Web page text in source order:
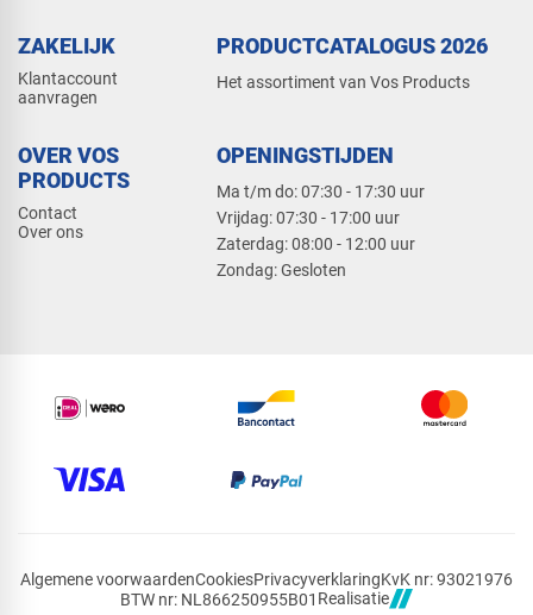
ZAKELIJK
Klantaccount
aanvragen
PRODUCTCATALOGUS 2026
Het assortiment van Vos Products
OVER VOS
PRODUCTS
Contact
Over ons
OPENINGSTIJDEN
Ma t/m do: 07:30 - 17:30 uur
​Vrijdag: 07:30 - 17:00 uur
​Zaterdag: 08:00 - 12:00 uur
​Zondag: Gesloten
Algemene voorwaardenCookiesPrivacyverklaringKvK nr: 93021976
BTW nr: NL866250955B01 Realisatie